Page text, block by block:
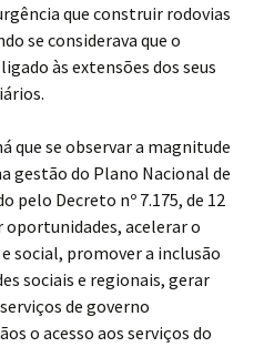
que construir rodovias
se considerava que o
às extensões dos seus
que se observar a magnitude
gestão do Plano Nacional de
pelo Decreto nº 7.175, de 12
oportunidades, acelerar o
social, promover a inclusão
sociais e regionais, gerar
de governo
o acesso aos serviços do